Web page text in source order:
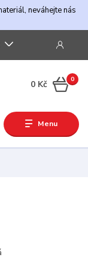
neváhejte nás
Menu
0
0 Kč